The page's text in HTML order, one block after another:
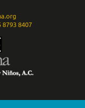
8407